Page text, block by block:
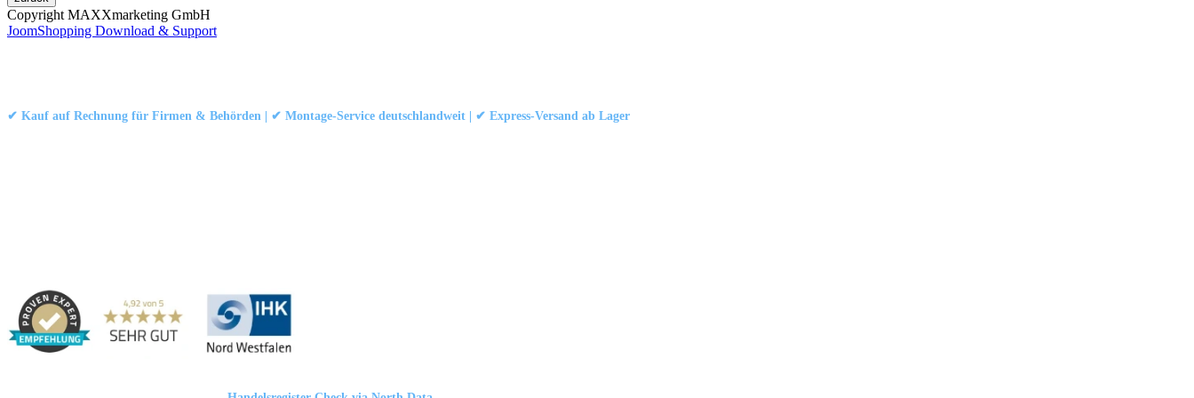
Copyright MAXXmarketing GmbH
JoomShopping Download & Support
✔ Kauf auf Rechnung für Firmen & Behörden | ✔ Montage-Service deutschlandweit | ✔ Express-Versand ab Lager